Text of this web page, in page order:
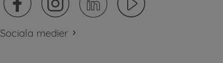
Sociala medier